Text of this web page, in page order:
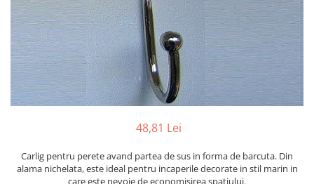
Barci, vapoare, ambarcatiuni
Pesti
Decoratiuni care se agata
Tablouri
48,81 Lei
Carlig pentru perete avand partea de sus in forma de barcuta. Din
alama nichelata, este ideal pentru incaperile decorate in stil marin in
care este nevoie de economisirea spatiului.